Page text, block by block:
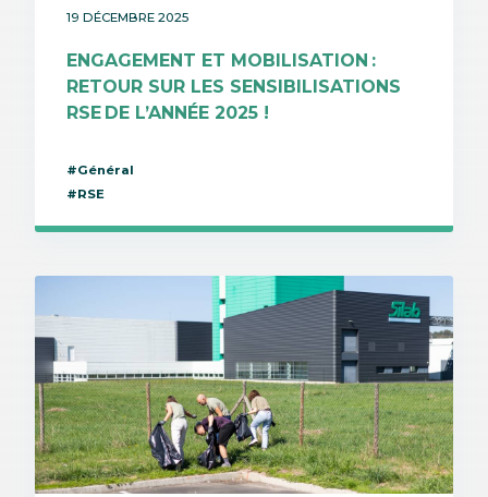
19 DÉCEMBRE 2025
ENGAGEMENT ET MOBILISATION :
RETOUR SUR LES SENSIBILISATIONS
RSE DE L’ANNÉE 2025 !
#Général
#RSE